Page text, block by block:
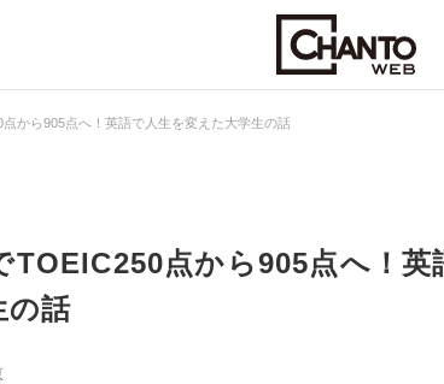
から905点へ！英語で人生を変えた大学生の話
点から905点へ！英
の話